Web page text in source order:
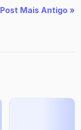
Post Mais Antigo »